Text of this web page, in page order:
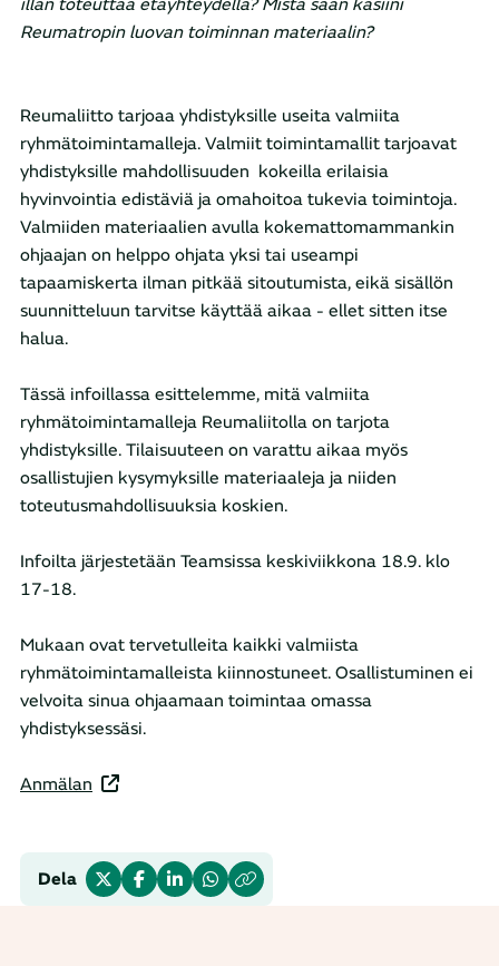
illan toteuttaa etäyhteydellä? Mistä saan käsiini
Reumatropin luovan toiminnan materiaalin?
Reumaliitto tarjoaa yhdistyksille useita valmiita
ryhmätoimintamalleja. Valmiit toimintamallit tarjoavat
yhdistyksille mahdollisuuden kokeilla erilaisia
hyvinvointia edistäviä ja omahoitoa tukevia toimintoja.
Valmiiden materiaalien avulla kokemattomammankin
ohjaajan on helppo ohjata yksi tai useampi
tapaamiskerta ilman pitkää sitoutumista, eikä sisällön
suunnitteluun tarvitse käyttää aikaa - ellet sitten itse
halua.
Tässä infoillassa esittelemme, mitä valmiita
ryhmätoimintamalleja Reumaliitolla on tarjota
yhdistyksille. Tilaisuuteen on varattu aikaa myös
osallistujien kysymyksille materiaaleja ja niiden
toteutusmahdollisuuksia koskien.
Infoilta järjestetään Teamsissa keskiviikkona 18.9. klo
17-18.
Mukaan ovat tervetulleita kaikki valmiista
ryhmätoimintamalleista kiinnostuneet. Osallistuminen ei
velvoita sinua ohjaamaan toimintaa omassa
yhdistyksessäsi.
Anmälan
Dela